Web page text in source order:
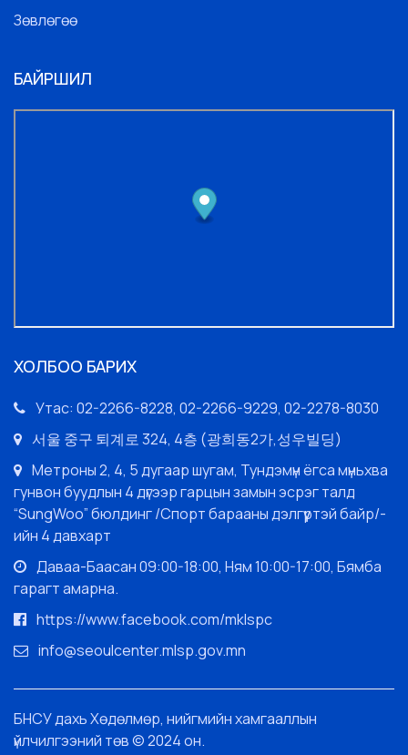
Зөвлөгөө
БАЙРШИЛ
ХОЛБОО БАРИХ
Утас: 02-2266-8228, 02-2266-9229, 02-2278-8030
서울 중구 퇴계로 324, 4층 (광희동2가,성우빌딩)
Метроны 2, 4, 5 дугаар шугам, Тундэмүн ёгса мүньхва
гунвон буудлын 4 дүгээр гарцын замын эсрэг талд
“SungWoo” бюлдинг /Спорт барааны дэлгүүртэй байр/-
ийн 4 давхарт
Даваа-Баасан 09:00-18:00, Ням 10:00-17:00, Бямба
гарагт амарна.
https://www.facebook.com/mklspc
info@seoulcenter.mlsp.gov.mn
БНСУ дахь Хөдөлмөр, нийгмийн хамгааллын
үйлчилгээний төв © 2024 он.